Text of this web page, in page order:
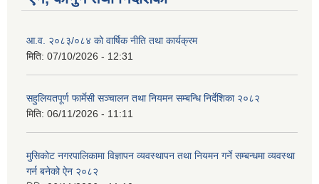
आ.व. २०८३/०८४ को वार्षिक नीति तथा कार्यक्रम
मिति: 07/10/2026 - 12:31
सहुलियतपूर्ण फार्मेसी सञ्चालन तथा नियमन सम्बन्धि निर्देशिका २०८२
मिति: 06/11/2026 - 11:11
मुसिकोट नगरपालिकामा विज्ञापन व्यवस्थापन तथा नियमन गर्ने सम्बन्धमा व्यवस्था
गर्न बनेको ऐन २०८२